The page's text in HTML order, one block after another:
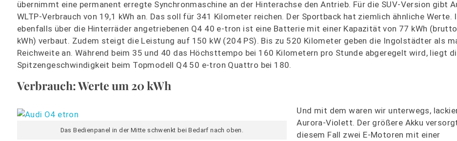
übernimmt eine permanent erregte Synchronmaschine an der Hinterachse den Antrieb. Für die SUV-Version gibt
WLTP-Verbrauch von 19,1 kWh an. Das soll für 341 Kilometer reichen. Der Sportback hat ziemlich ähnliche Werte.
ebenfalls über die Hinterräder angetriebenen Q4 40 e-tron ist eine Batterie mit einer Kapazität von 77 kWh
kWh) verbaut. Zudem steigt die Leistung auf 150 kW (204 PS). Bis zu 520 Kilometer geben die Ingolstädter als
Reichweite an. Während beim 35 und 40 das Höchsttempo bei 160 Kilometern pro Stunde abgeregelt wird, liegt
Spitzengeschwindigkeit beim Topmodell Q4 50 e-tron Quattro bei 180.
Verbrauch: Werte um 20 kWh
Das Bedienpanel in der Mitte schwenkt bei Bedarf nach oben.
Und mit dem waren wir unterwegs,
Aurora-Violett. Der größere Akku
diesem Fall zwei E-Motoren mit einer